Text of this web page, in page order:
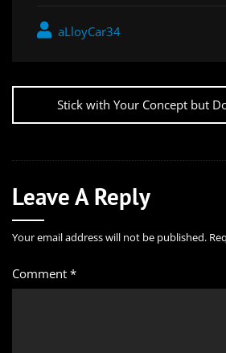
aLloyCar34
Stick with Your Concept but
Leave A Reply
Your email address will not be published.
Comment *